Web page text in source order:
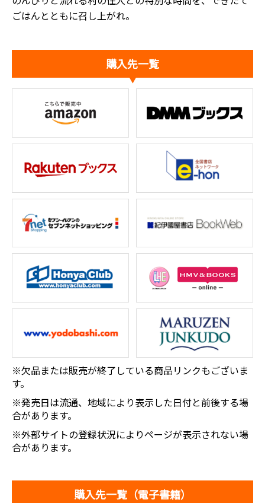
ごはんとともに召し上がれ。
購入先一覧
※欠品または販売が終了している商品リンクもございま
す。
※発売日は流通、地域により表示した日付と前後する場
合があります。
※外部サイトの登録状況によりページが表示されない場
合があります。
購入先一覧（電子書籍）